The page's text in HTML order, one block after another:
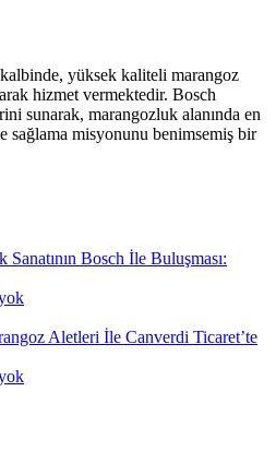
yüksek kaliteli marangoz
hizmet vermektedir. Bosch
sunarak, marangozluk alanında en
sağlama misyonunu benimsemiş bir
Bosch İle Buluşması:
Aletleri İle Canverdi Ticaret’te